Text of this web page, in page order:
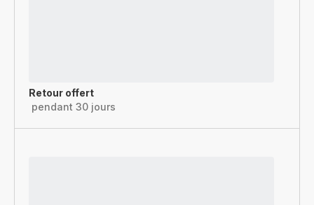
Retour offert
pendant 30 jours